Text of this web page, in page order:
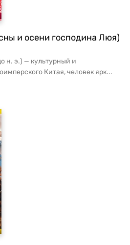
и осени господина Люя)
н. э.) — культурный и
Китая, человек ярк...